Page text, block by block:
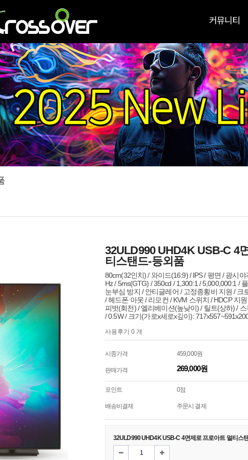
커뮤니티
32ULD990 UHD4K USB-C 4
티스탠드-등외품
80cm(32인치) / 와이드(16:9) / IPS / 평면 / 광시
Hz / 5ms(GTG) / 350cd / 1,300:1 / 5,000,000:1 /
눈부심 방지 / 안티글레어 / 고정종횡비 지원 / 크
/ 헤드폰 아웃 / 리모컨 / KVM 스위치 / HDCP 지
피벗(회전) / 엘리베이션(높낮이) / 틸트(상하) /
/ 0.5W / 크기(가로x세로x깊이):
사용후기 0 개
시중가격 459,000원
판매가격 269,000원
포인트 0점
배송비결제 주문시 결제
32ULD990 UHD4K USB-C 4면제로 프로아트 멀티스